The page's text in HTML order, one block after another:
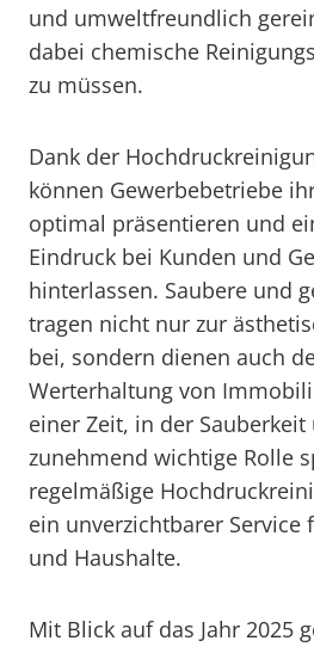
und umweltfreundlich
dabei chemische
zu müssen.
Dank der
können Gewerbebetriebe
optimal präsentieren und
Eindruck bei Kunden und
hinterlassen. Saubere und
tragen nicht nur zur
bei, sondern dienen auch
Werterhaltung von
einer Zeit, in der
zunehmend wichtige Rolle
regelmäßige
ein unverzichtbarer Service
und Haushalte.
Mit Blick auf das Jahr 2025